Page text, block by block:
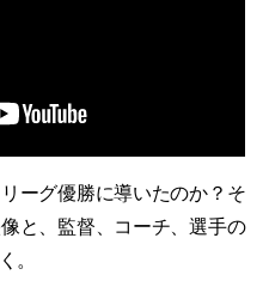
ーグ優勝に導いたのか？そ
と、監督、コーチ、選手の
。